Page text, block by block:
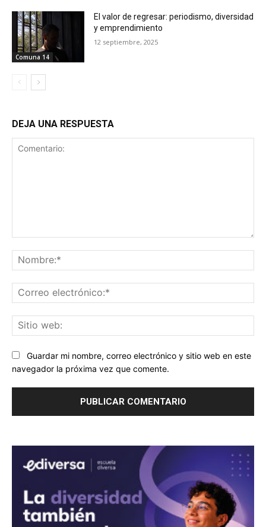
Comuna 14
El valor de regresar: periodismo, diversidad
y emprendimiento
12 septiembre, 2025
DEJA UNA RESPUESTA
Guardar mi nombre, correo electrónico y sitio web en este
navegador la próxima vez que comente.